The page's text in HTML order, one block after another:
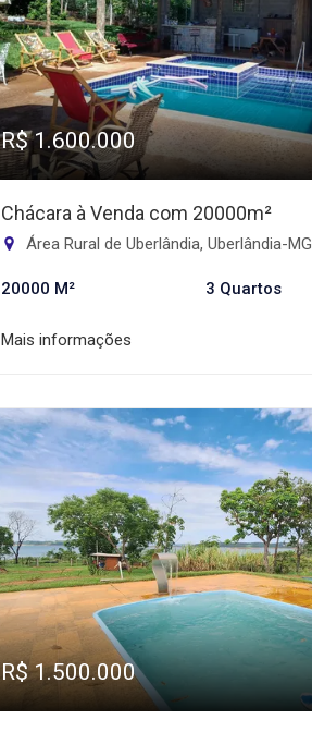
R$ 1.600.000
Chácara à Venda com 20000m²
Área Rural de Uberlândia, Uberlândia-MG
20000 M² 3 Quartos
Mais informações
R$ 1.500.000